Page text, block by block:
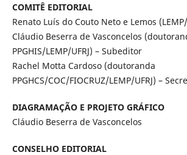
COMITÊ EDITORIAL
Renato Luís do Couto Neto e Lemos
Cláudio Beserra de Vasconcelos
PPGHIS/LEMP/UFRJ) – Subeditor
Rachel Motta Cardoso (doutoranda
PPGHCS/COC/FIOCRUZ/LEMP/UFRJ) –
DIAGRAMAÇÃO E PROJETO GRÁFICO
Cláudio Beserra de Vasconcelos
CONSELHO EDITORIAL